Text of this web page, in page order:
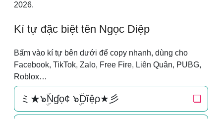
2026.
Kí tự đặc biệt tên Ngọc Diệp
Bấm vào kí tự bên dưới để copy nhanh, dùng cho
Facebook, TikTok, Zalo, Free Fire, Liên Quân, PUBG,
Roblox…
ミ★๖ۣۜNɠọ¢ ๖ۣۜDĭệρ★彡 ❏